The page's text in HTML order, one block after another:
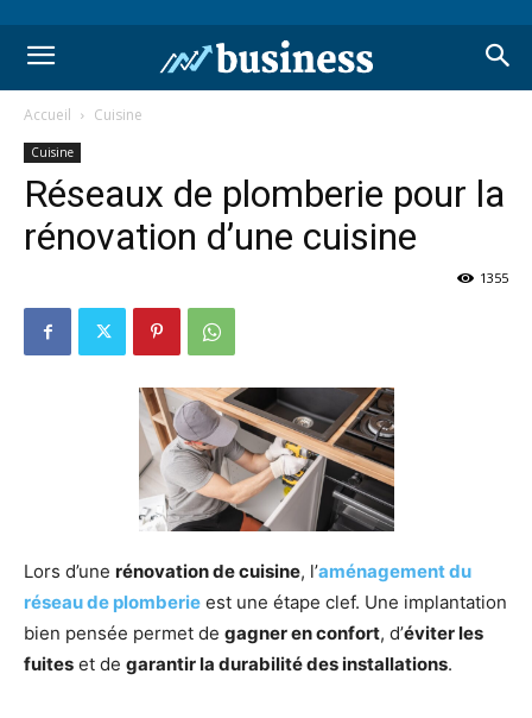
Accueil Cuisine
Cuisine
Réseaux de plomberie pour la
rénovation d’une cuisine
1355
Lors d’une rénovation de cuisine, l’aménagement du
réseau de plomberie est une étape clef. Une implantation
bien pensée permet de gagner en confort, d’éviter les
fuites et de garantir la durabilité des installations.